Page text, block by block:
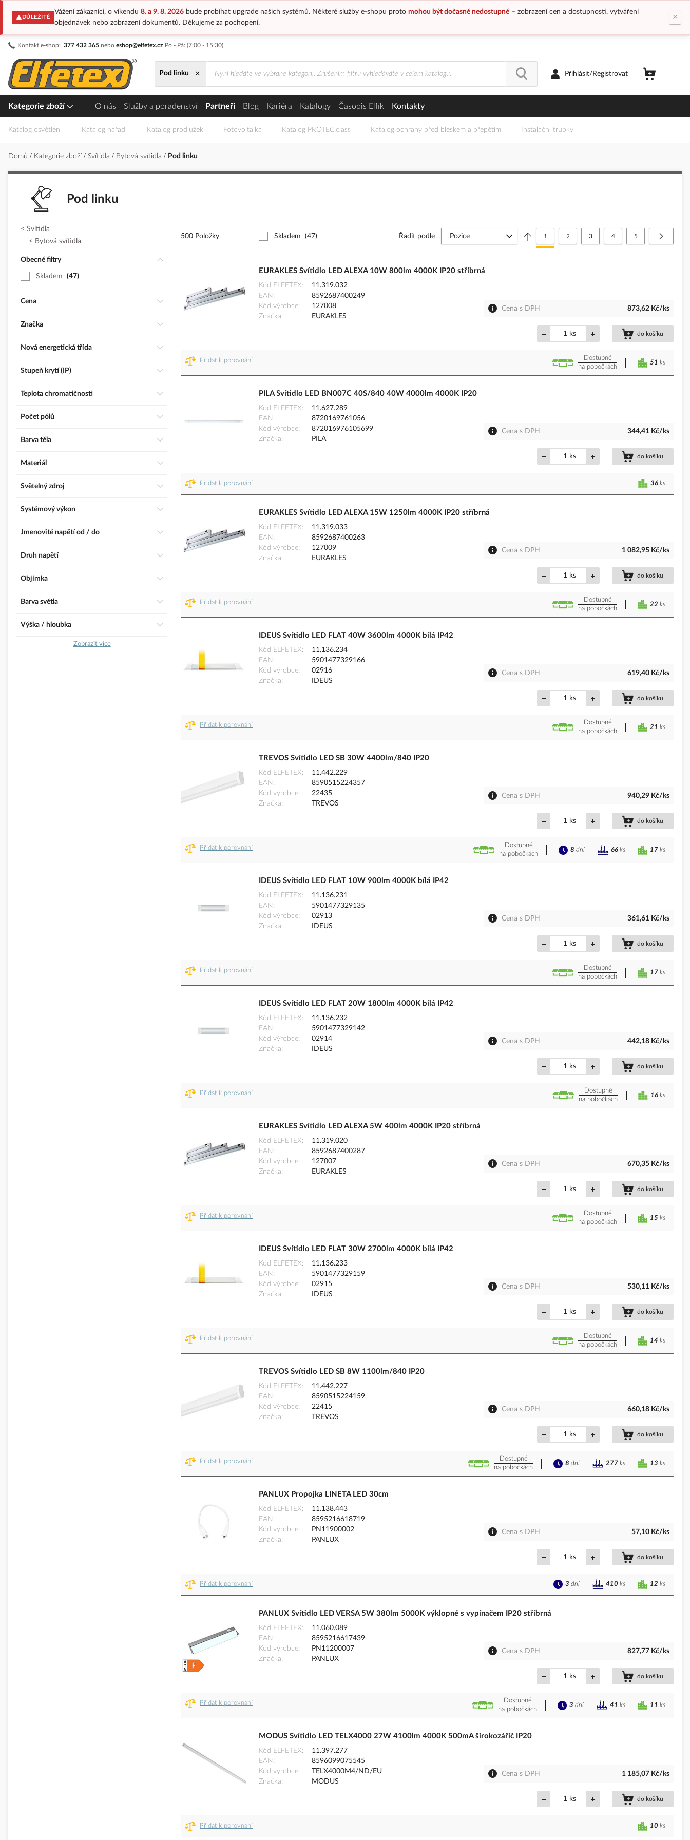
DŮLEŽITÉ
Vážení zákazníci, o víkendu 8. a 9. 8. 2026bude probíhat upgrade našich systémů. Některé služby e-shopu proto mohou být dočasně nedostupné– zobrazení cen a dostupnosti, vytváření
objednávek nebo zobrazení dokumentů. Děkujeme za pochopení.
×
Kontakt e-shop: 377 432 365 nebo eshop@elfetex.cz Po - Pá: (7:00 - 15:30)
Přejít
obsah
Pod linku
× Přihlásit/Registrovat
Kategorie zboží O nás Služby a poradenství Partneři Blog Kariéra Katalogy Časopis Elfík Kontakty
Katalog osvětlení Katalog nářadí Katalog prodlužek Fotovoltaika Katalog PROTEC.class Katalog ochrany před bleskem a přepětím Instalační trubky
Domů Kategorie zboží Svítidla Bytová svítidla Pod linku
Pod linku
500 Položky Skladem (47) Stránka
Právě si prohlížíte stránku
1 Stránka
2 Stránka
3 Stránka
4 Stránka
5
Řadit podle
EURAKLES Svítidlo LED ALEXA 10W 800lm 4000K IP20 stříbrná
Kód ELFETEX
11.319.032
EAN
8592687400249
Kód výrobce
127008
Značka
EURAKLES
Cena s DPH 873,62 Kč/ks
ks do košíku
Přidat k porovnání
Dostupné
na pobočkách
51 ks
PILA Svítidlo LED BN007C 40S/840 40W 4000lm 4000K IP20
Kód ELFETEX
11.627.289
EAN
8720169761056
Kód výrobce
872016976105699
Značka
PILA
Cena s DPH 344,41 Kč/ks
ks do košíku
Přidat k porovnání 36 ks
EURAKLES Svítidlo LED ALEXA 15W 1250lm 4000K IP20 stříbrná
Kód ELFETEX
11.319.033
EAN
8592687400263
Kód výrobce
127009
Značka
EURAKLES
Cena s DPH 1 082,95 Kč/ks
ks do košíku
Přidat k porovnání
Dostupné
na pobočkách
22 ks
IDEUS Svítidlo LED FLAT 40W 3600lm 4000K bílá IP42
Kód ELFETEX
11.136.234
EAN
5901477329166
Kód výrobce
02916
Značka
IDEUS
Cena s DPH 619,40 Kč/ks
ks do košíku
Přidat k porovnání
Dostupné
na pobočkách
21 ks
TREVOS Svítidlo LED SB 30W 4400lm/840 IP20
Kód ELFETEX
11.442.229
EAN
8590515224357
Kód výrobce
22435
Značka
TREVOS
Cena s DPH 940,29 Kč/ks
ks do košíku
Přidat k porovnání
Dostupné
na pobočkách
17 ks
8 dní 66 ks
IDEUS Svítidlo LED FLAT 10W 900lm 4000K bílá IP42
Kód ELFETEX
11.136.231
EAN
5901477329135
Kód výrobce
02913
Značka
IDEUS
Cena s DPH 361,61 Kč/ks
ks do košíku
Přidat k porovnání
Dostupné
na pobočkách
17 ks
IDEUS Svítidlo LED FLAT 20W 1800lm 4000K bílá IP42
Kód ELFETEX
11.136.232
EAN
5901477329142
Kód výrobce
02914
Značka
IDEUS
Cena s DPH 442,18 Kč/ks
ks do košíku
Přidat k porovnání
Dostupné
na pobočkách
16 ks
EURAKLES Svítidlo LED ALEXA 5W 400lm 4000K IP20 stříbrná
Kód ELFETEX
11.319.020
EAN
8592687400287
Kód výrobce
127007
Značka
EURAKLES
Cena s DPH 670,35 Kč/ks
ks do košíku
Přidat k porovnání
Dostupné
na pobočkách
15 ks
IDEUS Svítidlo LED FLAT 30W 2700lm 4000K bílá IP42
Kód ELFETEX
11.136.233
EAN
5901477329159
Kód výrobce
02915
Značka
IDEUS
Cena s DPH 530,11 Kč/ks
ks do košíku
Přidat k porovnání
Dostupné
na pobočkách
14 ks
TREVOS Svítidlo LED SB 8W 1100lm/840 IP20
Kód ELFETEX
11.442.227
EAN
8590515224159
Kód výrobce
22415
Značka
TREVOS
Cena s DPH 660,18 Kč/ks
ks do košíku
Přidat k porovnání
Dostupné
na pobočkách
13 ks
8 dní 277 ks
PANLUX Propojka LINETA LED 30cm
Kód ELFETEX
11.138.443
EAN
8595216618719
Kód výrobce
PN11900002
Značka
PANLUX
Cena s DPH 57,10 Kč/ks
ks do košíku
Přidat k porovnání 12 ks
3 dní 410 ks
PANLUX Svítidlo LED VERSA 5W 380lm 5000K výklopné s vypínačem IP20 stříbrná
Kód ELFETEX
11.060.089
EAN
8595216617439
Kód výrobce
PN11200007
Značka
PANLUX
Cena s DPH 827,77 Kč/ks
ks do košíku
Přidat k porovnání
Dostupné
na pobočkách
11 ks
3 dní 41 ks
MODUS Svítidlo LED TELX4000 27W 4100lm 4000K 500mA širokozářič IP20
Kód ELFETEX
11.397.277
EAN
8596099075545
Kód výrobce
TELX4000M4/ND/EU
Značka
MODUS
Cena s DPH 1 185,07 Kč/ks
ks do košíku
Přidat k porovnání 10 ks
Svítidla
Bytová svítidla
Obecné filtry
Skladem 47
Cena
Značka
Nová energetická třída
Stupeň krytí (IP)
Teplota chromatičnosti
Počet pólů
Barva těla
Materiál
Světelný zdroj
Systémový výkon
Jmenovité napětí od / do
Druh napětí
Objímka
Barva světla
Výška / hloubka
Zobrazit více